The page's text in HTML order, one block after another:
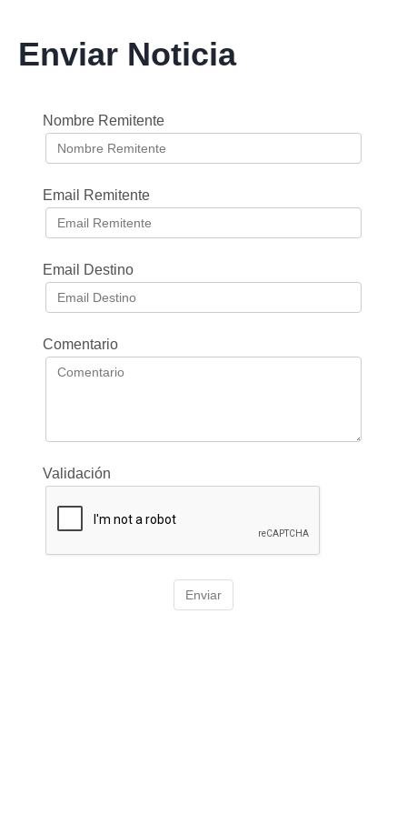
Enviar Noticia
Nombre Remitente
Email Remitente
Email Destino
Comentario
Validación